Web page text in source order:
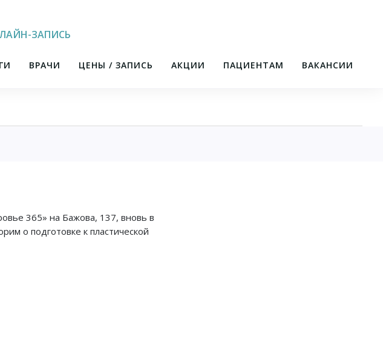
ЗАПИСЬ
ВРАЧИ ЦЕНЫ / ЗАПИСЬ АКЦИИ ПАЦИЕНТАМ ВАКАНСИИ
365» на Бажова, 137, вновь в
о подготовке к пластической